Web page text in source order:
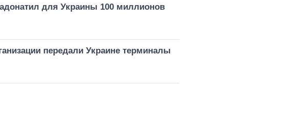
для Украины 100 миллионов
передали Украине терминалы